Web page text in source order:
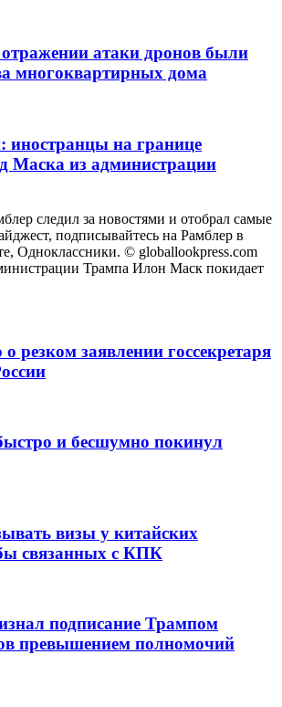
атаки дронов были
многоквартирных дома
иностранцы на границе
Маска из администрации
следил за новостями и отобрал самые
подписывайтесь на Рамблер в
Одноклассники. © globallookpress.com
Трампа Илон Маск покидает
о резком заявлении госсекретаря
и бесшумно покинул
визы у китайских
связанных с КПК
подписание Трампом
превышением полномочий